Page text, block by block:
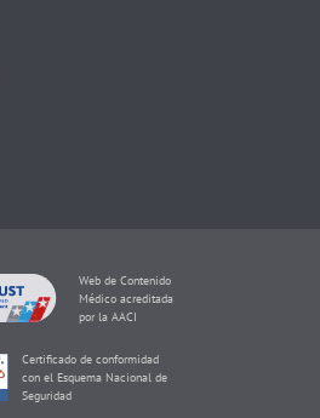
Web de Contenido
Médico acreditada
por la AACI
Certificado de conformidad
con el Esquema Nacional de
Seguridad